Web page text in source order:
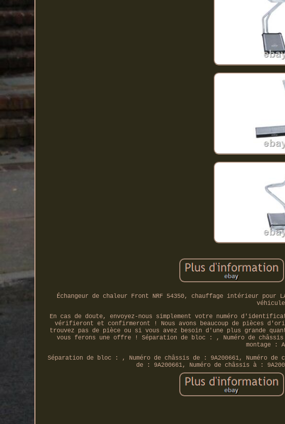
Échangeur de chaleur Front NRF 54350, chauffage intérieur pour
En cas de doute, envoyez-nous simplement votre numéro
vérifieront et confirmeront ! Nous avons beaucoup de pièces
trouvez pas de pièce ou si vous avez besoin d'une plus grande
vous ferons une offre ! Séparation de bloc : , Numéro de châssis
montage :
Séparation de bloc : , Numéro de châssis de : 9A200661, Numéro
de : 9A200661, Numéro de châssis à :